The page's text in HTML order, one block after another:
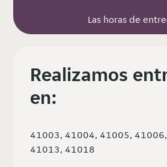
Las horas de
Realizamos
en:
41003, 41004, 41005,
41013, 41018